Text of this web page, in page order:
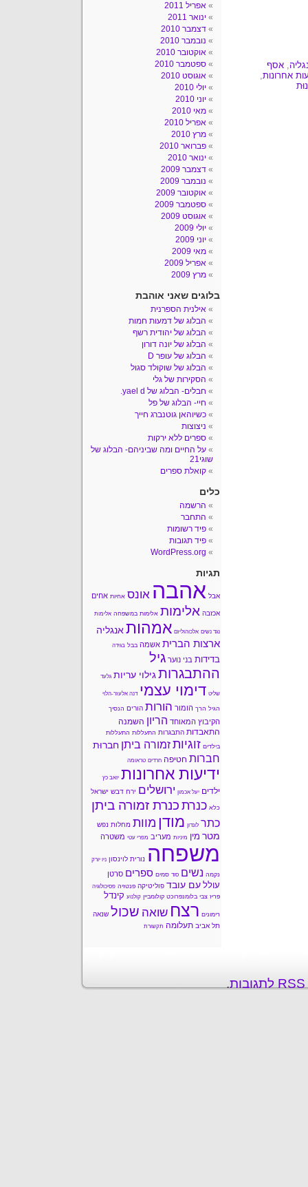
,אסף
אחרונות,
אפריל 2011
ינואר 2011
דצמבר 2010
נובמבר 2010
אוקטובר 2010
ספטמבר 2010
אוגוסט 2010
יולי 2010
יוני 2010
מאי 2010
אפריל 2010
מרץ 2010
פברואר 2010
ינואר 2010
דצמבר 2009
נובמבר 2009
אוקטובר 2009
ספטמבר 2009
אוגוסט 2009
יולי 2009
יוני 2009
מאי 2009
אפריל 2009
מרץ 2009
בלוגים שאני אוהבת
אילנית הספרנית
הבלוג של דמעות חמות
הבלוג של יהודית רשף
הבלוג של יונה דורון
הבלוג של עופר D
הבלוג של שוקולד סגול
הסקירות של גלי
חבלים- הבלוג של yael d.
חיי- הבלוג של פל
כשיוהאן גוטנברג חייך
ניצוצות
ספרים ללא ירקות
על החיים ומה שביניהם- הבלוג של
שוגי21
קואלת ספרים
כלים
הרשמה
התחבר
פיד רשומות
פיד תגובות
WordPress.org
תגיות
אבל אהבה אונס אחיות אחים
אכזבה אלימות אלימות במשפחה אלימות
נגד נשים אלכוהוליזם אמהותאנגליה
ארצות הברית אשמה בבל בגידה
בדידות בני נוער גיל
ההתבגרות גילוי עריות גלעד
שליט דימוי עצמי דנה אלעזר-הלוי
הגיל הרך הומור הורות הורים הנסיך
הקיבוץ המאוחד הריון השמנה
התאבדות התבגרות התעללות התעללות
בילדים זוגיותזמורה ביתן חברוּת
חברות חטיפה חרדים טראומה
ידיעות אחרונות יואב כץ
ילדים יעל אכמון ירושלים ירח דבש ישראל
כלא כנרת כנרת זמורה ביתן
כתר לונדון מודן מוות מחלות נפש
מטר מין מיניות מעריב מפרי עטי משטרה
משפחה נורית לוינסון ניו יורק
נקמה נשים סוד סמים ספרים סרטן
עולל עם עובד פוליטיקה פנטזיה פסיכולוגיה
פריז צבי בלומנפרוכט קולומביין קולנוע קינדל
רימונים רצח שואה שכול שנאה
תל אביב תעלומה תקשורת
.